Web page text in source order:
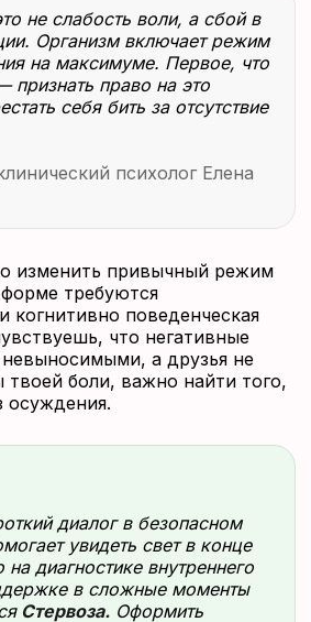
не слабость воли, а сбой в
Организм включает режим
на максимуме. Первое, что
признать право на это
себя бить за отсутствие
психолог Елена
изменить привычный режим
требуются
когнитивно поведенческая
что негативные
а друзья не
боли, важно найти того,
осуждения.
диалог в безопасном
увидеть свет в конце
диагностике внутреннего
в сложные моменты
Стервоза. Оформить